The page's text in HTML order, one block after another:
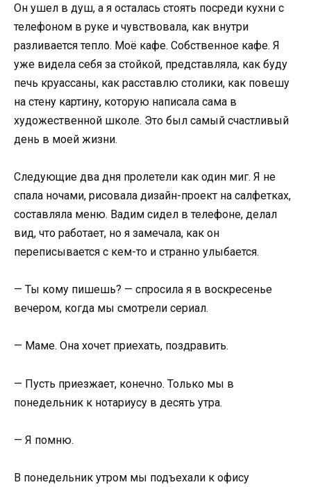
Он ушел в душ, а я осталась стоять посреди кухни с
телефоном в руке и чувствовала, как внутри
разливается тепло. Моё кафе. Собственное кафе. Я
уже видела себя за стойкой, представляла, как буду
печь круассаны, как расставлю столики, как повешу
на стену картину, которую написала сама в
художественной школе. Это был самый счастливый
день в моей жизни.
Следующие два дня пролетели как один миг. Я не
спала ночами, рисовала дизайн-проект на салфетках,
составляла меню. Вадим сидел в телефоне, делал
вид, что работает, но я замечала, как он
переписывается с кем-то и странно улыбается.
— Ты кому пишешь? — спросила я в воскресенье
вечером, когда мы смотрели сериал.
— Маме. Она хочет приехать, поздравить.
— Пусть приезжает, конечно. Только мы в
понедельник к нотариусу в десять утра.
— Я помню.
В понедельник утром мы подъехали к офису